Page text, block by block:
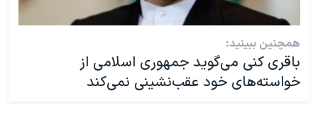
همچنین ببینید:
باقری کنی می‌گوید جمهوری اسلامی از
خواسته‌های خود عقب‌نشینی نمی‌کند